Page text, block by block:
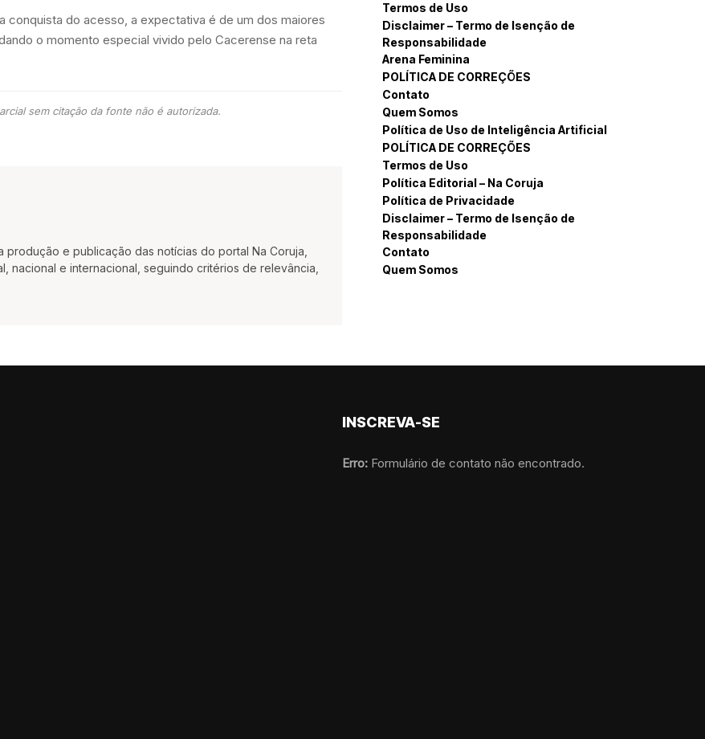
conquista do acesso, a expectativa é de um dos maiores
o momento especial vivido pelo Cacerense na reta
sem citação da fonte não é autorizada.
e publicação das notícias do portal Na Coruja,
nacional e internacional, seguindo critérios de relevância,
Termos de Uso
Disclaimer – Termo de Isenção de
Responsabilidade
Arena Feminina
POLÍTICA DE CORREÇÕES
Contato
Quem Somos
Política de Uso de Inteligência Artificial
POLÍTICA DE CORREÇÕES
Termos de Uso
Política Editorial – Na Coruja
Política de Privacidade
Disclaimer – Termo de Isenção de
Responsabilidade
Contato
Quem Somos
INSCREVA-SE
Erro: Formulário de contato não encontrado.